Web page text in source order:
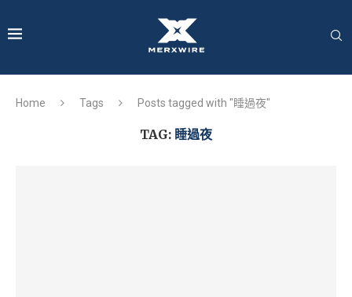
Home Tags Posts tagged with "睡過夜"
TAG: 睡過夜